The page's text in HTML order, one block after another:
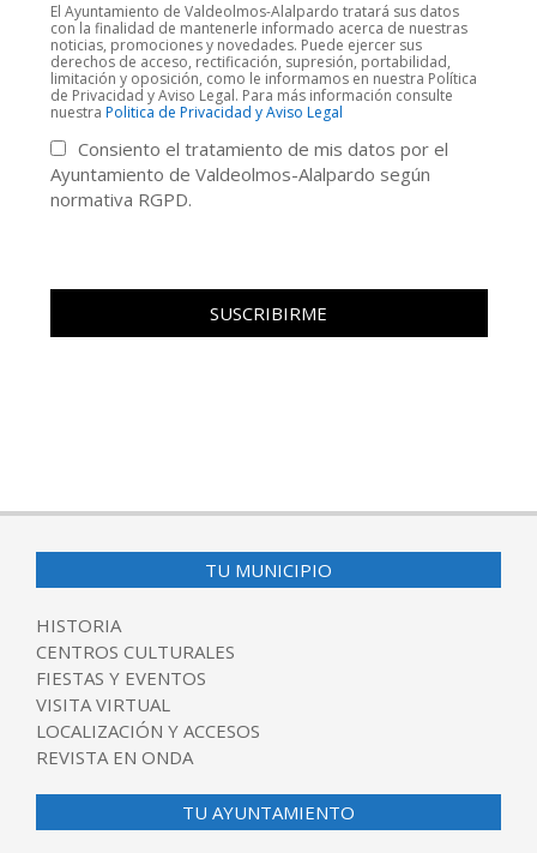
El Ayuntamiento de Valdeolmos-Alalpardo tratará sus datos
con la finalidad de mantenerle informado acerca de nuestras
noticias, promociones y novedades. Puede ejercer sus
derechos de acceso, rectificación, supresión, portabilidad,
limitación y oposición, como le informamos en nuestra Política
de Privacidad y Aviso Legal. Para más información consulte
nuestra Politica de Privacidad y Aviso Legal
Consiento el tratamiento de mis datos por el
Ayuntamiento de Valdeolmos-Alalpardo según
normativa RGPD.
TU MUNICIPIO
HISTORIA
CENTROS CULTURALES
FIESTAS Y EVENTOS
VISITA VIRTUAL
LOCALIZACIÓN Y ACCESOS
REVISTA EN ONDA
TU AYUNTAMIENTO